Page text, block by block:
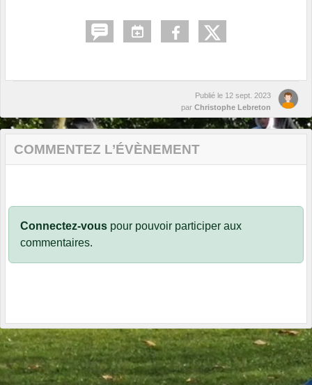
Publié le 12 sept. 2023
par Christophe Lebreton
COMMENTEZ L’ÉVÈNEMENT
Connectez-vous pour pouvoir participer aux
commentaires.